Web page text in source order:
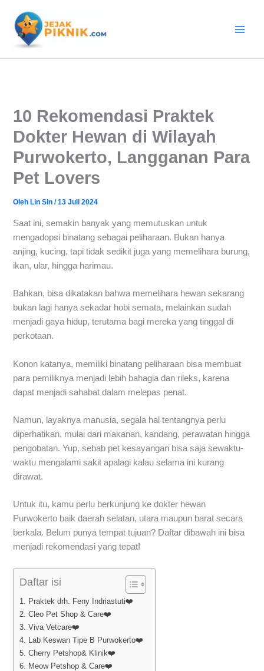
konten
10 Rekomendasi Praktek
Dokter Hewan di Wilayah
Purwokerto, Langganan Para
Pet Lovers
Oleh Lin Sin/13 Juli 2024
Saat ini, semakin banyak yang memutuskan untuk
mengadopsi binatang sebagai peliharaan. Bukan hanya
anjing, kucing, tapi tidak sedikit juga yang memelihara burung,
ikan, ular, hingga harimau.
Bahkan, bisa dikatakan bahwa memelihara hewan sekarang
bukan lagi hanya sekadar hobi semata, melainkan sudah
menjadi gaya hidup, terutama bagi mereka yang tinggal di
perkotaan.
Konon katanya, memiliki binatang peliharaan bisa membuat
para pemiliknya menjadi lebih bahagia dan rileks, karena
dapat menjadi sahabat dalam melepas penat.
Namun, layaknya manusia, segala hal tentangnya perlu
diperhatikan, mulai dari makanan, kandang, perawatan hingga
pengobatan. Yup, sebab pet kesayangan bisa saja sewaktu-
waktu mengalami sakit apalagi kalau selama ini kurang
dirawat.
Untuk itu, kamu perlu berkunjung ke dokter hewan
Purwokerto baik daerah selatan, utara maupun barat secara
berkala. Belum punya tempat tujuan? Daftar dibawah ini bisa
menjadi rekomendasi yang tepat!
Daftar isi
1. Praktek drh. Feny Indriastuti❤️
2. Cleo Pet Shop & Care❤️
3. Viva Vetcare❤️
4. Lab Keswan Tipe B Purwokerto❤️
5. Cherry Petshop& Klinik❤️
6. Meow Petshop & Care❤️